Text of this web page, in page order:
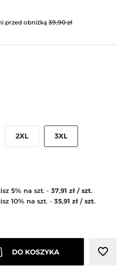
przed obniżką 39,90 zł
2XL 3XL
5% na szt. - 37,91 zł / szt.
10% na szt. - 35,91 zł / szt.
DO KOSZYKA favorite_border